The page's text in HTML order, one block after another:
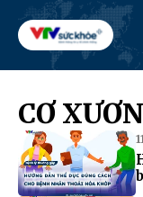
CƠ